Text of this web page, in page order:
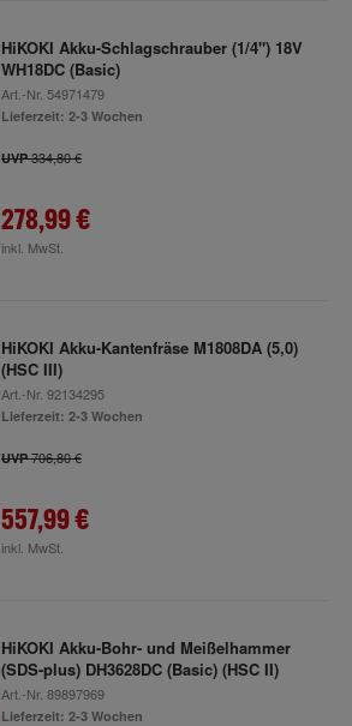
HiKOKI Akku-Schlagschrauber (1/4") 18V
WH18DC (Basic)
Art.-Nr. 54971479
Lieferzeit: 2-3 Wochen
UVP334,80 €
278,99 €
inkl. MwSt.
HiKOKI Akku-Kantenfräse M1808DA (5,0)
(HSC III)
Art.-Nr. 92134295
Lieferzeit: 2-3 Wochen
UVP706,80 €
557,99 €
inkl. MwSt.
HiKOKI Akku-Bohr- und Meißelhammer
(SDS-plus) DH3628DC (Basic) (HSC II)
Art.-Nr. 89897969
Lieferzeit: 2-3 Wochen